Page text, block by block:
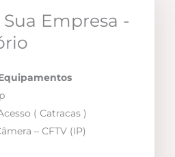
Sua Empresa -
( Catracas )
– CFTV (IP)